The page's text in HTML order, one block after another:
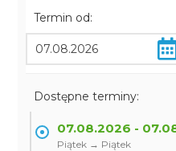
Termin od:
Dostępne terminy:
07.08.2026 -
Piątek → Piątek